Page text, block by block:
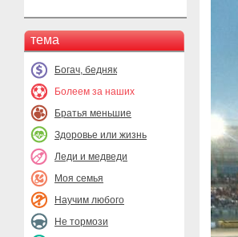
тема
Богач, бедняк
Болеем за наших
Братья меньшие
Здоровье или жизнь
Леди и медведи
Моя семья
Научим любого
Не тормози